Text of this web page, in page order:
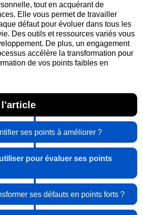
tout en acquérant de
Elle vous permet de travailler
défaut pour évoluer dans tous les
Des outils et ressources variés vous
De plus, un engagement
accélère la transformation pour
de vos points faibles en
l'article
ses points à améliorer ?
pour évaluer ses points
ses défauts en points forts ?